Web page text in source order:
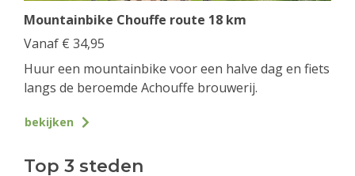
Mountainbike Chouffe route 18 km
Vanaf € 34,95
Huur een mountainbike voor een halve dag en fiets
langs de beroemde Achouffe brouwerij.
bekijken
Top 3 steden